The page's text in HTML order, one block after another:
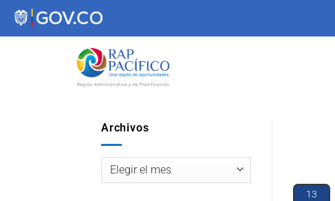
contenido
Archivos
13